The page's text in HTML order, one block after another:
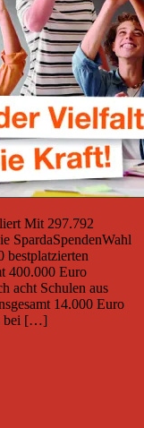
Mit 297.792
SpardaSpendenWahl
bestplatzierten
400.000 Euro
acht Schulen aus
14.000 Euro
bei […]